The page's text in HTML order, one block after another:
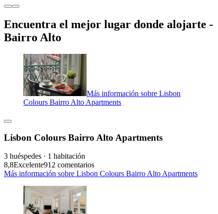
Encuentra el mejor lugar donde alojarte -
Bairro Alto
Más información sobre Lisbon
Colours Bairro Alto Apartments
Lisbon Colours Bairro Alto Apartments
3 huéspedes · 1 habitación
8,8Excelente912 comentarios
Más información sobre Lisbon Colours Bairro Alto Apartments